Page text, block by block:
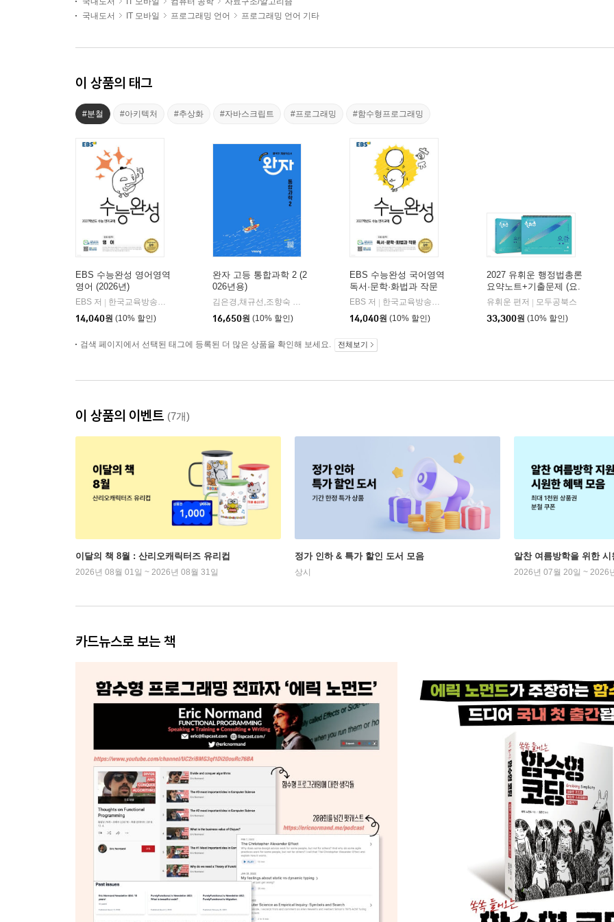
국내도서
IT 모바일 프로그래밍 언어 프로그래밍 언어 기타
이 상품의 태그
#분철 #아키텍처 #추상화 #자바스크립트 #프로그래밍 #함수형프로그래밍
EBS 수능완성 영어영역
영어 (2026년)
EBS 저
한국교육방송공사
14,040원 (10% 할인)
완자 고등 통합과학 2 (2
026년용)
김은경,채규선,조향숙 등저
16,650원 (10% 할인)
EBS 수능완성 국어영역
독서·문학·화법과 작문
(2026년)
EBS 저
한국교육방송공사
14,040원 (10% 할인)
2027 유휘운 행정법총론
요약노트+기출문제 (요.
플.)
유휘운 편저
모두공북스
33,300원 (10% 할인)
검색 페이지에서 선택된 태그에 등록된 더 많은 상품을 확인해 보세요. 전체보기
이 상품의 이벤트 (7개)
이달의 책 8월 : 산리오캐릭터즈 유리컵
2026년 08월 01일 ~ 2026년 08월 31일
정가 인하 & 특가 할인 도서 모음
상시
알찬 여름방학을 위한 시
2026년 07월 20일 ~ 2026
카드뉴스로 보는 책